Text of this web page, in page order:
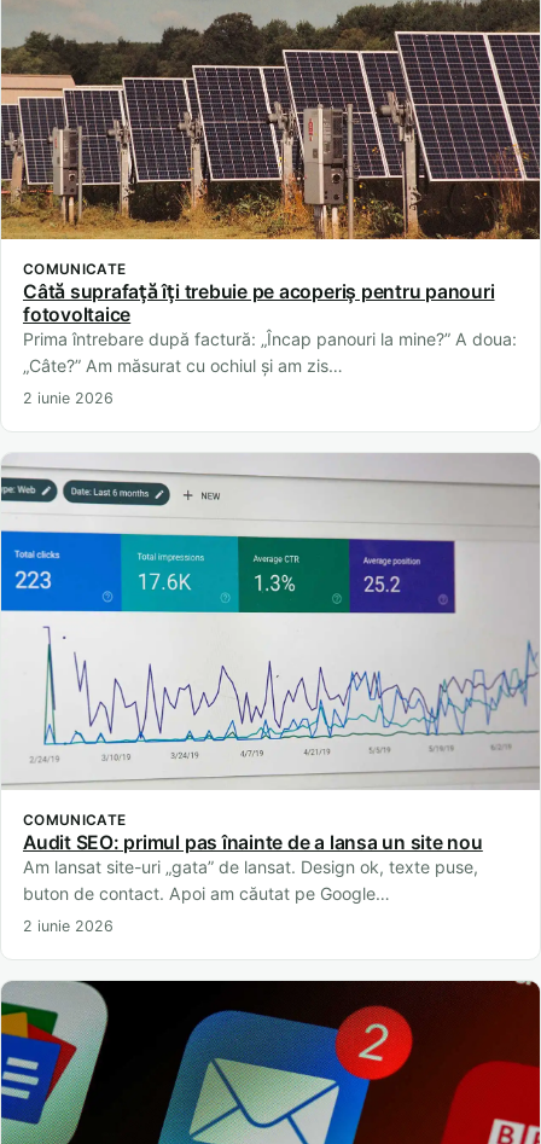
COMUNICATE
Câtă suprafață îți trebuie pe acoperiș pentru panouri
fotovoltaice
Prima întrebare după factură: „Încap panouri la mine?” A doua:
„Câte?” Am măsurat cu ochiul și am zis…
2 iunie 2026
COMUNICATE
Audit SEO: primul pas înainte de a lansa un site nou
Am lansat site-uri „gata” de lansat. Design ok, texte puse,
buton de contact. Apoi am căutat pe Google…
2 iunie 2026